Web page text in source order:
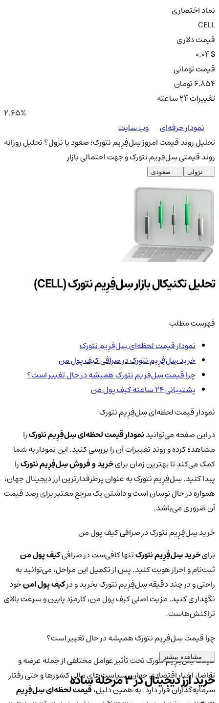
نماد اختصاری
CELL
قیمت دلاری
0.04 $
قیمت تومانی
6,854 تومان
تغییرات ۲۴ ساعته
2.65%
نمودار حرفه‌ای
وب سایت
تحلیل روند قیمت امروز سِل‌فِرِیم نتورک؛ صعود یا نزول؟تحلیل روزانه
روند قیمتی سِل‌فِرِیم نتورک و جهت احتمالی بازار
نزولی صعودی
تحلیل تکنیکال بازار سِل‌فِرِیم نتورک (CELL)
فهرست مطلب
نمودار قیمت لحظه‌ای سِل‌فِرِیم نتورک
خرید سِل‌فِرِیم نتورک در صرافی کیف پول من
چرا قیمت سِل‌فِرِیم نتورک همیشه در حال تغییر است؟
پشتیبانی ۲۴ ساعته کیف پول من
نمودار قیمت لحظه‌ای سِل‌فِرِیم نتورک
در این صفحه می‌توانیدنمودار قیمت لحظه‌ای سِل‌فِرِیم نتورکرا
مشاهده کرده و روند تغییرات آن را بررسی کنید. این نمودار به شما
کمک می‌کند تا بهترین زمان برایخرید و فروش سِل‌فِرِیم نتورکرا
پیدا کنید. سِل‌فِرِیم نتورک به عنوان پرطرفدارترین ارز دیجیتال جهان،
همواره در حال نوسان است و داشتن یک مرجع معتبر برای رصد قیمت
آن ضروری می‌باشد.
خرید سِل‌فِرِیم نتورک در صرافی کیف پول من
برایخرید سِل‌فِرِیم نتورکتنها کافی‌ست در صرافیکیف پول من
ثبت‌نام و احراز هویت کنید. پس از تکمیل این مراحل، می‌توانید به
راحتی و در چند دقیقه سِل‌فِرِیم نتورک بخرید و درکیف پول امنخود
نگهداری کنید. مزیت اصلی کیف پول من، کارمزد پایین و سرعت بالای
تراکنش‌هاست.
چرا قیمت سِل‌فِرِیم نتورک همیشه در حال تغییر است؟
قیمت سِل‌فِرِیم نتورک تحت تأثیر عوامل مختلفی از جمله عرضه و
تقاضا، اخبار اقتصادی جهان، سیاست‌های مالی کشورها و حتی رفتار
سرمایه‌گذاران قرار دارد. به همین دلیل،قیمت لحظه‌ای سِل‌فِرِیم
مشاهده بیشتر
خرید ارز دیجیتال در 3 مرحله ساده